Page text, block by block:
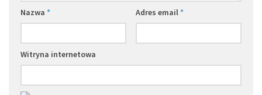
Nazwa * Adres email*
Witryna internetowa